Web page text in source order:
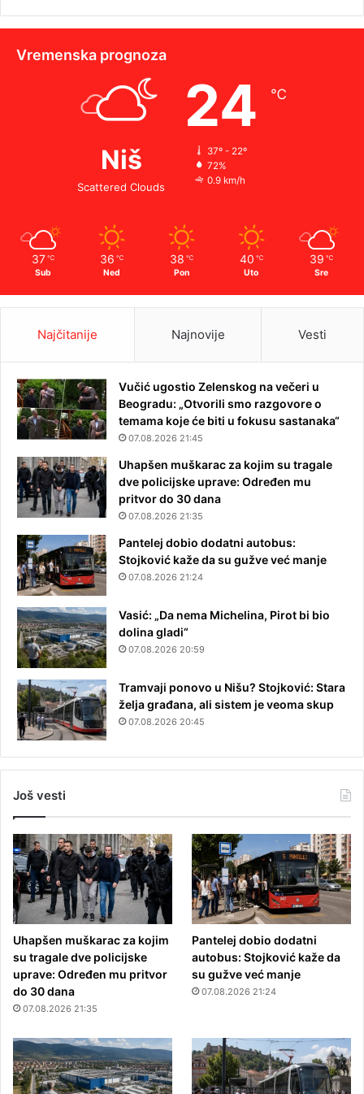
Vremenska prognoza
Niš
Scattered Clouds
24 ℃
37º - 22º
72%
0.9 km/h
37 ℃
Sub
36 ℃
Ned
38 ℃
Pon
40 ℃
Uto
39 ℃
Sre
Najčitanije Najnovije Vesti
Vučić ugostio Zelenskog na večeri u
Beogradu: „Otvorili smo razgovore o
temama koje će biti u fokusu sastanaka“
07.08.2026 21:45
Uhapšen muškarac za kojim su tragale
dve policijske uprave: Određen mu
pritvor do 30 dana
07.08.2026 21:35
Pantelej dobio dodatni autobus:
Stojković kaže da su gužve već manje
07.08.2026 21:24
Vasić: „Da nema Michelina, Pirot bi bio
dolina gladi“
07.08.2026 20:59
Tramvaji ponovo u Nišu? Stojković: Stara
želja građana, ali sistem je veoma skup
07.08.2026 20:45
Još vesti
Uhapšen muškarac za kojim
su tragale dve policijske
uprave: Određen mu pritvor
do 30 dana
07.08.2026 21:35
Pantelej dobio dodatni
autobus: Stojković kaže da
su gužve već manje
07.08.2026 21:24